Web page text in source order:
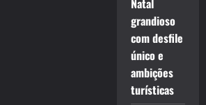
Natal
grandioso
com desfile
único e
ambições
turísticas